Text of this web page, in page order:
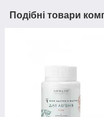
Подібні товари